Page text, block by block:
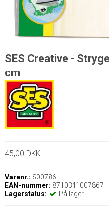
SES Creative -
cm
45,00 DKK
Varenr.: S00786
EAN-nummer: 8710341007867
Lagerstatus:
På lager